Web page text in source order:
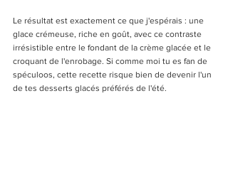
Le résultat est exactement ce que j'espérais : une
glace crémeuse, riche en goût, avec ce contraste
irrésistible entre le fondant de la crème glacée et le
croquant de l'enrobage. Si comme moi tu es fan de
spéculoos, cette recette risque bien de devenir l'un
de tes desserts glacés préférés de l'été.